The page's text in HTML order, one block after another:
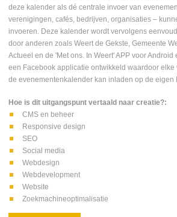
deze kalender als dé centrale invoer van
verenigingen, cafés, bedrijven, organisaties –
invoeren. Deze kalender wordt vervolgens
door anderen zoals Weert de Gekste, Gemeente
Actueel en de 'Met ons. In Weert' APP voor
een Facebook applicatie ontwikkeld waardoor
de evenementenkalender kan inladen op de eigen
Hoe is dit uitgangspunt vertaald naar creatie?:
CMS en beheer
Responsive design
SEO
Social media
Webdesign
Webdevelopment
Website
Zoekmachineoptimalisatie